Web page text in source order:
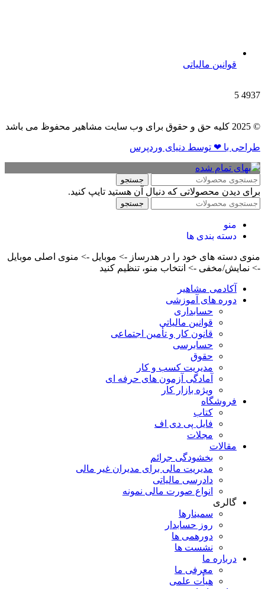
قوانین مالیاتی
4937
5
© 2025 کلیه حق و حقوق برای وب سایت مشاهیر محفوظ می باشد
طراحی با ❤ توسط​ دنیای وردپرس
جستجو
برای دیدن محصولاتی که دنبال آن هستید تایپ کنید.
جستجو
منو
دسته بندی ها
منوی دسته های خود را در هدرساز -> موبایل -> منوی اصلی موبایل
-> نمایش/مخفی -> انتخاب منو، تنظیم کنید
آکادمی مشاهیر
دوره های آموزشی
حسابداری
قوانین مالیاتی
قانون کار و تأمین اجتماعی
حسابرسی
حقوق
مدیریت کسب و کار
آمادگی آزمون های حرفه ای
ویژه بازار کار
فروشگاه
کتاب
فایل پی دی اف
مجلات
مقالات
بخشودگی جرائم
مدیریت مالی برای مدیران غیر مالی
دادرسی مالیاتی
انواع صورت مالی نمونه
گالری
سمینارها
روز حسابدار
دورهمی ها
نشست ها
درباره ما
معرفی ما
هیأت علمی